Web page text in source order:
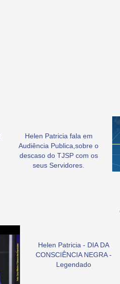
Helen Patricia fala em
Audiência Publica,sobre o
descaso do TJSP com os
seus Servidores.
Helen Patricia - DIA DA
CONSCIÊNCIA NEGRA -
Legendado